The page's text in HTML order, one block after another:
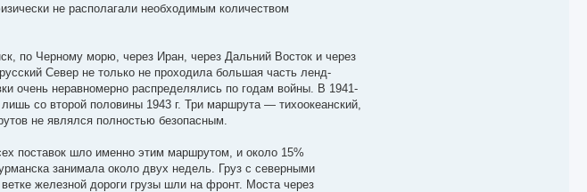
не располагали необходимым количеством
по Черному морю, через Иран, через Дальний Восток и через
Север не только не проходила большая часть ленд-
очень неравномерно распределялись по годам войны. В 1941-
со второй половины 1943 г. Три маршрута — тихоокеанский,
не являлся полностью безопасным.
поставок шло именно этим маршрутом, и около 15%
занимала около двух недель. Груз с северными
железной дороги грузы шли на фронт. Моста через